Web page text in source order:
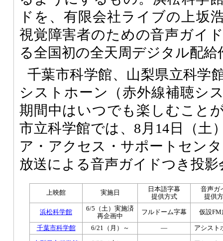
ドを、有限会社ライブの上坂
視覚障害者のための音声ガイ
る全国初の全天周デジタル配給
千葉市科学館、山梨県立科学
シストホーン（赤外線補聴シ
期間中はいつでも楽しむこと
市立科学館では、8月14日（土
ア・アクセス・サポートセン
放送による音声ガイドつき投
上映館 実施日
日本語字幕
提供方式
音声ガ
提供
浜松科学館
6/5（土）実施済
再企画中
フルドーム字幕 仮設FM
千葉市科学館 6/21（月）～ ― アシスト